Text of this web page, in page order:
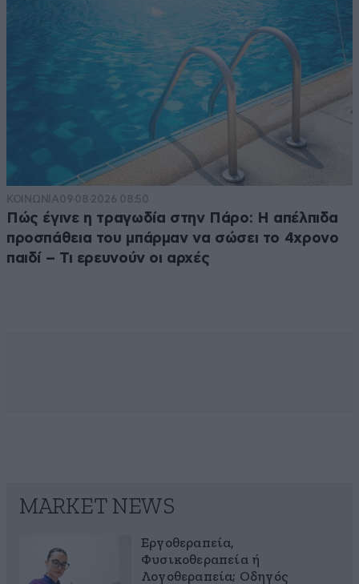
ΚΟΙΝΩΝΙΑ09·08·2026 08:50
Πώς έγινε η τραγωδία στην Πάρο: Η απέλπιδα
προσπάθεια του μπάρμαν να σώσει το 4χρονο
παιδί – Τι ερευνούν οι αρχές
MARKET NEWS
Εργοθεραπεία,
Φυσικοθεραπεία ή
Λογοθεραπεία; Οδηγός